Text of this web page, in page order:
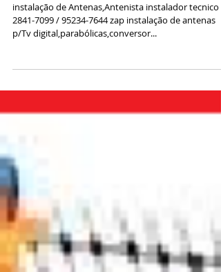
instalação de Antenas,Antenista instalador tecnico
2841-7099 / 95234-7644 zap instalação de antenas
p/Tv digital,parabólicas,conversor...